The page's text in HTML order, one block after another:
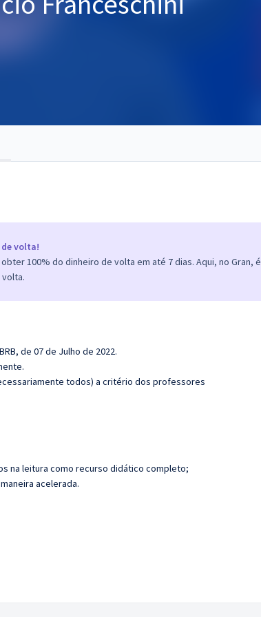
volta!
100% do dinheiro de volta em até 7 dias. Aqui, no Gran, é
de 07 de Julho de 2022.
todos) a critério dos professores
na leitura como recurso didático completo;
acelerada.